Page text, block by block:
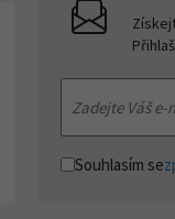
Souhlasím se